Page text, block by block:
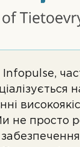
Infopulse,
не просто